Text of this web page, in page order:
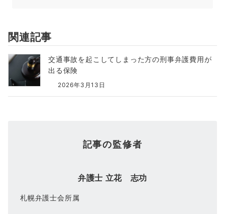
関連記事
交通事故を起こしてしまった方の刑事弁護費用が
出る保険
2026年3月13日
記事の監修者
弁護士 立花 志功
札幌弁護士会所属